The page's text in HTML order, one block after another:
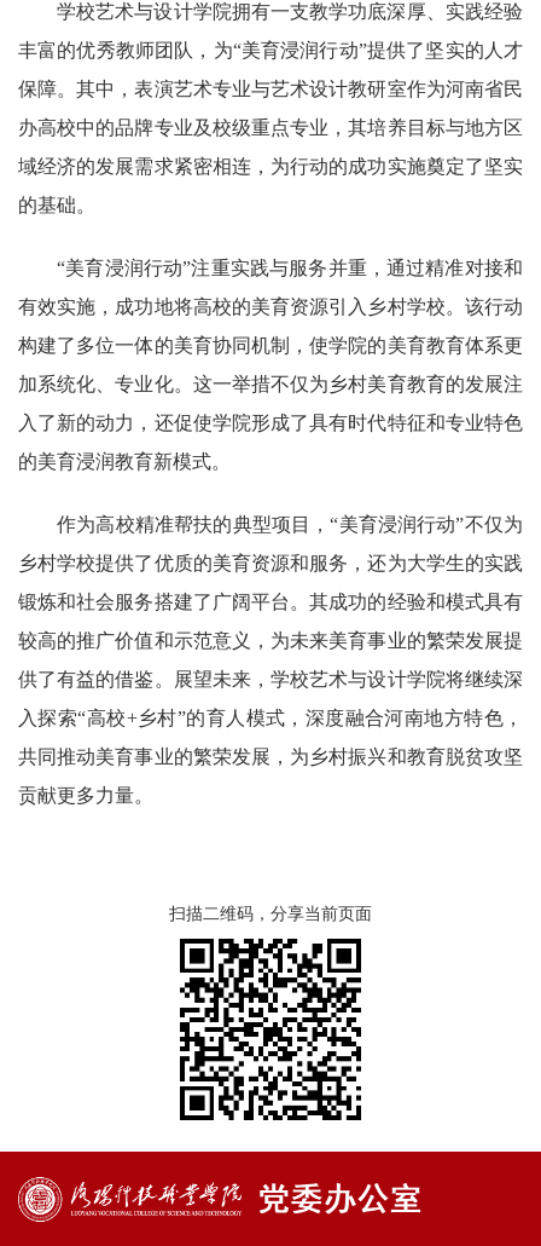
学校艺术与设计学院拥有一支教学功底深厚、实践经验
丰富的优秀教师团队，为“美育浸润行动”提供了坚实的人才
保障。其中，表演艺术专业与艺术设计教研室作为河南省民
办高校中的品牌专业及校级重点专业，其培养目标与地方区
域经济的发展需求紧密相连，为行动的成功实施奠定了坚实
的基础。
“美育浸润行动”注重实践与服务并重，通过精准对接和
有效实施，成功地将高校的美育资源引入乡村学校。该行动
构建了多位一体的美育协同机制，使学院的美育教育体系更
加系统化、专业化。这一举措不仅为乡村美育教育的发展注
入了新的动力，还促使学院形成了具有时代特征和专业特色
的美育浸润教育新模式。
作为高校精准帮扶的典型项目，“美育浸润行动”不仅为
乡村学校提供了优质的美育资源和服务，还为大学生的实践
锻炼和社会服务搭建了广阔平台。其成功的经验和模式具有
较高的推广价值和示范意义，为未来美育事业的繁荣发展提
供了有益的借鉴。展望未来，学校艺术与设计学院将继续深
入探索“高校+乡村”的育人模式，深度融合河南地方特色，
共同推动美育事业的繁荣发展，为乡村振兴和教育脱贫攻坚
贡献更多力量。
扫描二维码，分享当前页面